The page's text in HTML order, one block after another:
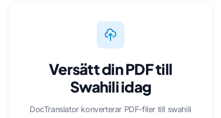
Versätt din PDF till
Swahili idag
DocTranslator konverterar PDF-filer till swahili